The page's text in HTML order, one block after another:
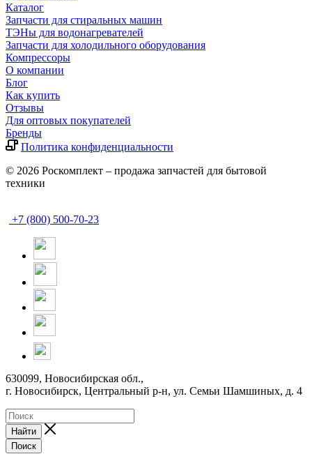
Каталог
Запчасти для стиральных машин
ТЭНы для водонагревателей
Запчасти для холодильного оборудования
Компрессоры
О компании
Блог
Как купить
Отзывы
Для оптовых покупателей
Бренды
Политика конфиденциальности
© 2026 Роскомплект – продажа запчастей для бытовой
техники
+7 (800) 500-70-23
630099, Новосибирская обл.,
г. Новосибирск, Центральный р-н, ул. Семьи Шамшиных, д. 4
Найти
Поиск